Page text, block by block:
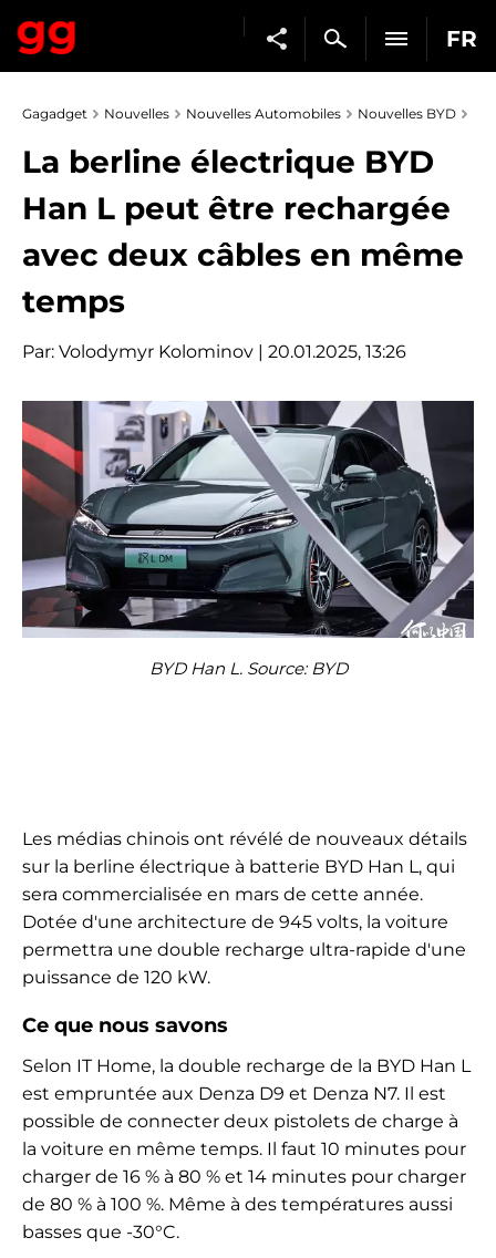
FR
Gagadget Nouvelles Nouvelles Automobiles Nouvelles BYD
La berline électrique BYD
Han L peut être rechargée
avec deux câbles en même
temps
Par: Volodymyr Kolominov | 20.01.2025, 13:26
BYD Han L. Source: BYD
Les médias chinois ont révélé de nouveaux détails
sur la berline électrique à batterie BYD Han L, qui
sera commercialisée en mars de cette année.
Dotée d'une architecture de 945 volts, la voiture
permettra une double recharge ultra-rapide d'une
puissance de 120 kW.
Ce que nous savons
Selon IT Home, la double recharge de la BYD Han L
est empruntée aux Denza D9 et Denza N7. Il est
possible de connecter deux pistolets de charge à
la voiture en même temps. Il faut 10 minutes pour
charger de 16 % à 80 % et 14 minutes pour charger
de 80 % à 100 %. Même à des températures aussi
basses que -30°C.